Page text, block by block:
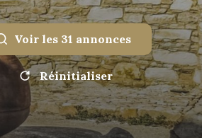
Voir les 31 annonces
Réinitialiser